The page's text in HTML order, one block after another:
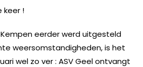
keer !
eerder werd uitgesteld
weersomstandigheden, is het
wel zo ver : ASV Geel ontvangt